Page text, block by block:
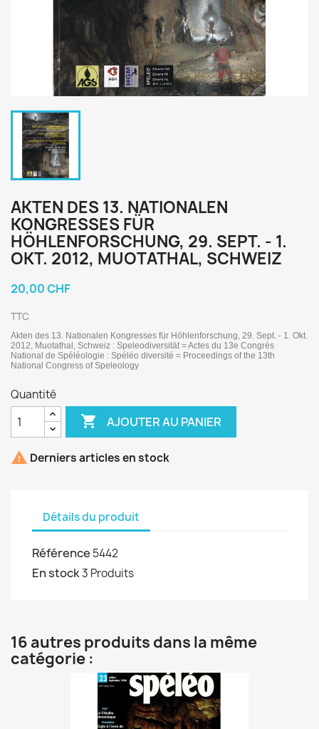
AKTEN DES 13. NATIONALEN
KONGRESSES FÜR
HÖHLENFORSCHUNG, 29. SEPT. - 1.
OKT. 2012, MUOTATHAL, SCHWEIZ
20,00 CHF
TTC
Akten des 13. Nationalen Kongresses für Höhlenforschung, 29. Sept. - 1. Okt.
2012, Muotathal, Schweiz : Speleodiversität = Actes du 13e Congrès
National de Spéléologie : Spéléo diversité = Proceedings of the 13th
National Congress of Speleology
Quantité
 AJOUTER AU PANIER
 Derniers articles en stock
Détails du produit
Référence 5442
En stock3 Produits
16 autres produits dans la même
catégorie :